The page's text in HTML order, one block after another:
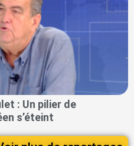
: Un pilier de
s’éteint